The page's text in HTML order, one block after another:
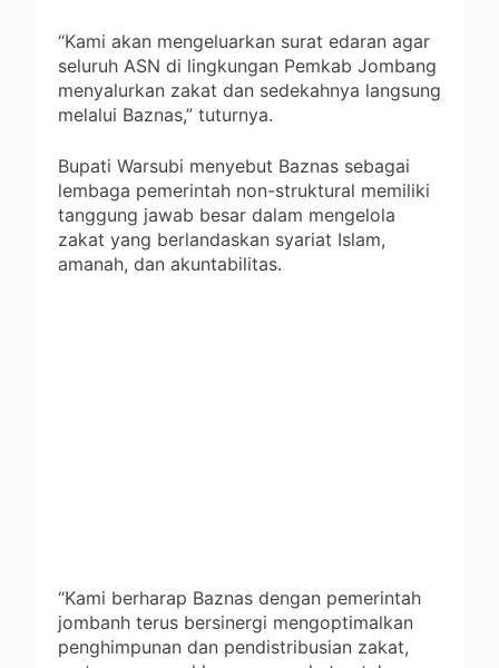
“Kami akan mengeluarkan surat edaran agar
seluruh ASN di lingkungan Pemkab Jombang
menyalurkan zakat dan sedekahnya langsung
melalui Baznas,” tuturnya.
Bupati Warsubi menyebut Baznas sebagai
lembaga pemerintah non-struktural memiliki
tanggung jawab besar dalam mengelola
zakat yang berlandaskan syariat Islam,
amanah, dan akuntabilitas.
“Kami berharap Baznas dengan pemerintah
jombanh terus bersinergi mengoptimalkan
penghimpunan dan pendistribusian zakat,